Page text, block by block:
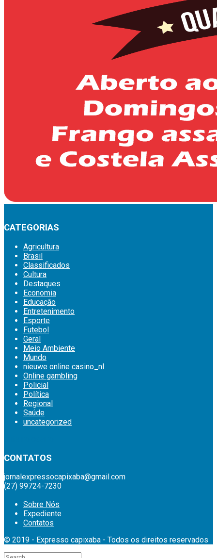
CATEGORIAS
Agricultura
Brasil
Classificados
Cultura
Destaques
Economia
Educação
Entretenimento
Esporte
Futebol
Geral
Meio Ambiente
Mundo
nieuwe online casino_nl
Online gambling
Policial
Política
Regional
Saúde
uncategorized
CONTATOS
jornalexpressocapixaba@gmail.com
(27) 99724-7230
Sobre Nós
Expediente
Contatos
© 2019 - Expresso capixaba - Todos os direitos reservados